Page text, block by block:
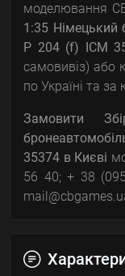
моделювання
1:35 Німецький
P 204 (f) ICM
самовивіз) або
по Україні та за
Замовити
35374 в Києві
56 40; + 38